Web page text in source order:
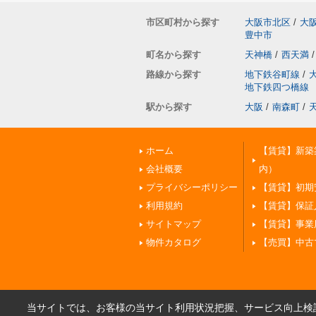
市区町村から探す 大阪市北区 / 大
豊中市
町名から探す
天神橋 / 西天満 /
路線から探す
地下鉄谷町線 /
地下鉄四つ橋線
駅から探す
大阪 / 南森町 /
ホーム
会社概要
プライバシーポリシー
利用規約
サイトマップ
物件カタログ
【賃貸】新
内）
【賃貸】初
【賃貸】保
【賃貸】事
【売買】中
当サイトでは、お客様の当サイト利用状況把握、サービス向上